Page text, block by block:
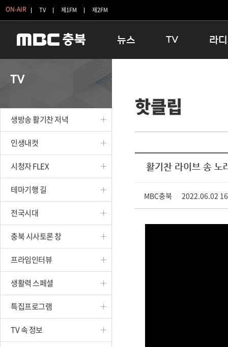
ON-AIR TV 제1FM 제2FM
뉴스
보은
옥천
TV
인생내컷
테마기행 길
시청자 FLEX
특집프로그램
종영프로그램
라
TV
생방송 활기찬 저녁
인생내컷
시청자 FLEX
테마기행 길
전국시대
충북 시사토론 창
프라임인터뷰
생활력 스페셜
특집프로그램
TV 속 정보
핫클립
활기찬 라이브 송 노
MBC충북 2022.06.02